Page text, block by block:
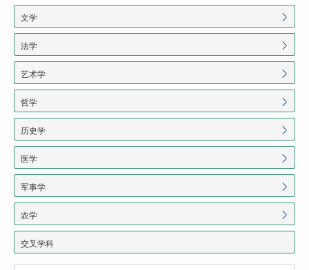
文学
法学
艺术学
哲学
历史学
医学
军事学
农学
交叉学科